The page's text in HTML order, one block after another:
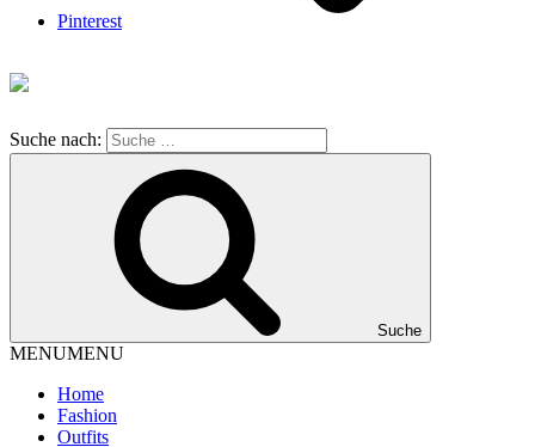
Pinterest
Suche nach:
Suche
MENUMENU
Home
Fashion
Outfits